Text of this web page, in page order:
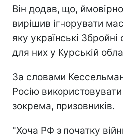
Він додав, що,
вирішив ігнорувати
яку українські
для них у Курській
За словами
Росію використовувати
зокрема, призовників.
"Хоча РФ з початку